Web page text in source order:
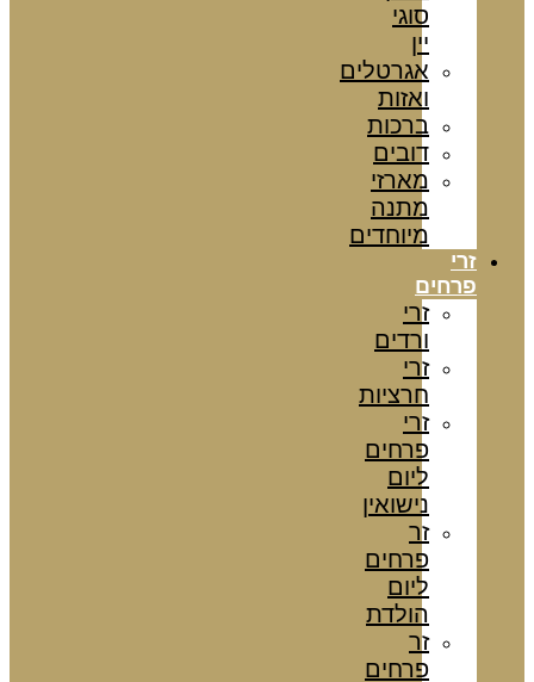
סוגי
יין
אגרטלים
ואזות
ברכות
דובים
מארזי
מתנה
מיוחדים
זרי
פרחים
זרי
ורדים
זרי
חרציות
זרי
פרחים
ליום
נישואין
זר
פרחים
ליום
הולדת
זר
פרחים